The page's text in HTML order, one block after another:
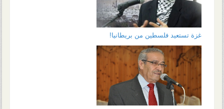
غزة تستعيد فلسطين من بريطانيا!